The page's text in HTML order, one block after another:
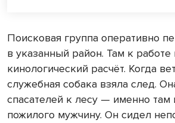
Поисковая группа оперативно
в указанный район. Там к
кинологический расчёт. Когда
служебная собака взяла след.
спасателей к лесу — именно
пожилого мужчину. Он сидел